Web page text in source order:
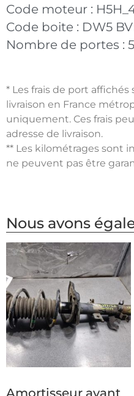
Code moteur :
Code boite : DW5
Nombre de portes : 5
* Les frais de port
livraison en France
uniquement. Ces frais
adresse de livraison.
** Les kilométrages sont
ne peuvent pas être
Nous avons